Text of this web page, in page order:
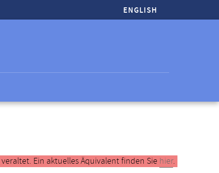
ENGLISH
Ein aktuelles Äquivalent finden Sie hier.